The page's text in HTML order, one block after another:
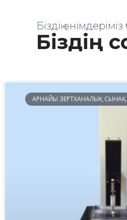
Біздің
Біздің
АРНАЙЫ ЗЕРТХАНАЛЫҚ СЫНАҚ